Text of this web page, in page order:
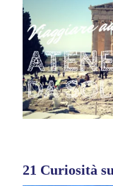
21 Curiosità